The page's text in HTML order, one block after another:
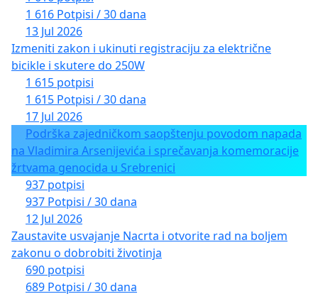
Предложени план нејасно представља где би
тачно била регулациона линија у односу на
постојећу, што утиче на одрживост и потребу
сталног коришћења садашњих објеката.
Као прилог овом приговору достављамо и
потписе забринутих станара наведеног насеља.
1 616 Potpisi / 30 dana
13 Jul 2026
Izmeniti zakon i ukinuti registraciju za električne
bicikle i skutere do 250W
1 615 potpisi
1 615 Potpisi / 30 dana
17 Jul 2026
Podrška zajedničkom saopštenju povodom napada
na Vladimira Arsenijevića i sprečavanja komemoracije
žrtvama genocida u Srebrenici
937 potpisi
937 Potpisi / 30 dana
12 Jul 2026
Zaustavite usvajanje Nacrta i otvorite rad na boljem
zakonu o dobrobiti životinja
690 potpisi
689 Potpisi / 30 dana